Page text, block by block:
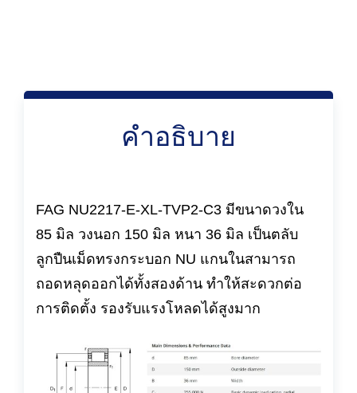
คำอธิบาย
FAG NU2217-E-XL-TVP2-C3 มีขนาดวงใน
85 มิล วงนอก 150 มิล หนา 36 มิล เป็นตลับ
ลูกปืนเม็ดทรงกระบอก NU แกนในสามารถ
ถอดหลุดออกได้ทั้งสองด้าน ทำให้สะดวกต่อ
การติดตั้ง รองรับแรงโหลดได้สูงมาก